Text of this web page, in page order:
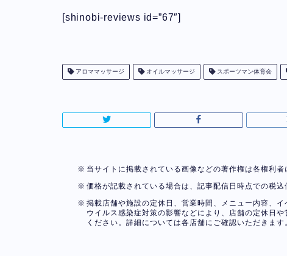
[shinobi-reviews id=”67″]
アロママッサージ オイルマッサージ スポーツマン体育会
当サイトに掲載されている画像などの著作権は各権利者
価格が記載されている場合は、記事配信日時点での税込
掲載店舗や施設の定休日、営業時間、メニュー内容、
ウイルス感染症対策の影響などにより、店舗の定休日
ください。詳細については各店舗にご確認いただきます